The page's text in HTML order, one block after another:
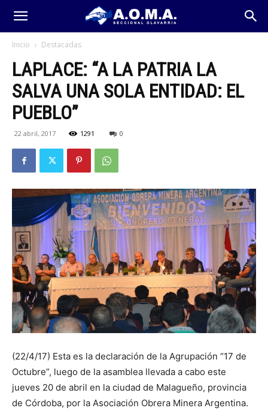
Inicio Destacadas
LAPLACE: “A LA PATRIA LA
SALVA UNA SOLA ENTIDAD: EL
PUEBLO”
22 abril, 2017 1291 0
(22/4/17) Esta es la declaración de la Agrupación “17 de
Octubre”, luego de la asamblea llevada a cabo este
jueves 20 de abril en la ciudad de Malagueño, provincia
de Córdoba, por la Asociación Obrera Minera Argentina.